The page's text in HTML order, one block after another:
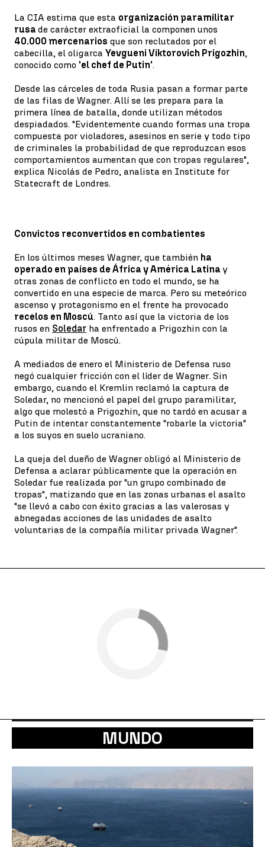
La CIA estima que esta organización paramilitar
rusa de carácter extraoficial la componen unos
40.000 mercenarios que son reclutados por el
cabecilla, el oligarca Yevgueni Víktorovich Prigozhin,
conocido como 'el chef de Putin'.
Desde las cárceles de toda Rusia pasan a formar parte
de las filas de Wagner. Allí se les prepara para la
primera línea de batalla, donde utilizan métodos
despiadados. "Evidentemente cuando formas una tropa
compuesta por violadores, asesinos en serie y todo tipo
de criminales la probabilidad de que reproduzcan esos
comportamientos aumentan que con tropas regulares",
explica Nicolás de Pedro, analista en Institute for
Statecraft de Londres.
Convictos reconvertidos en combatientes
En los últimos meses Wagner, que también ha
operado en países de África y América Latina y
otras zonas de conflicto en todo el mundo, se ha
convertido en una especie de marca. Pero su meteórico
ascenso y protagonismo en el frente ha provocado
recelos en Moscú. Tanto así que la victoria de los
rusos en Soledar ha enfrentado a Prigozhin con la
cúpula militar de Moscú.
A mediados de enero el Ministerio de Defensa ruso
negó cualquier fricción con el líder de Wagner. Sin
embargo, cuando el Kremlin reclamó la captura de
Soledar, no mencionó el papel del grupo paramilitar,
algo que molestó a Prigozhin, que no tardó en acusar a
Putin de intentar constantemente "robarle la victoria"
a los suyos en suelo ucraniano.
La queja del dueño de Wagner obligó al Ministerio de
Defensa a aclarar públicamente que la operación en
Soledar fue realizada por "un grupo combinado de
tropas", matizando que en las zonas urbanas el asalto
"se llevó a cabo con éxito gracias a las valerosas y
abnegadas acciones de las unidades de asalto
voluntarias de la compañía militar privada Wagner".
MUNDO